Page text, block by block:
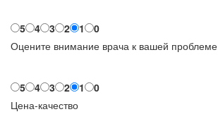
5 4 3 2 1
0
Оцените внимание врача к вашей проблеме
5 4 3 2 1
0
Цена-качество